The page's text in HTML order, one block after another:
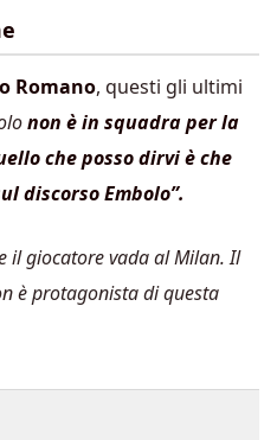
Romano, questi gli ultimi
non è in squadra per la
che posso dirvi è che
discorso Embolo”.
il giocatore vada al Milan. Il
è protagonista di questa